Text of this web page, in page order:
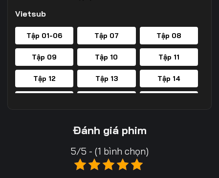
Vietsub
Tập 01-06 Tập 07 Tập 08
Tập 09 Tập 10 Tập 11
Tập 12 Tập 13 Tập 14
Tập 25
Đánh giá phim
5/5 - (1 bình chọn)